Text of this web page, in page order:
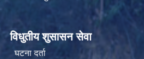
विधुतीय शुसासन सेवा
घटना दर्ता